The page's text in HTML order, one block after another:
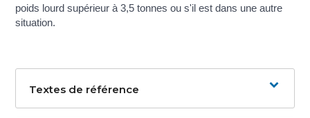
poids lourd supérieur à 3,5 tonnes ou s'il est dans une autre
situation.
Textes de référence